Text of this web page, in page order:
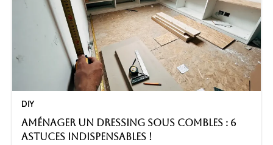
DIY
Aménager un dressing sous combles : 6
astuces indispensables !